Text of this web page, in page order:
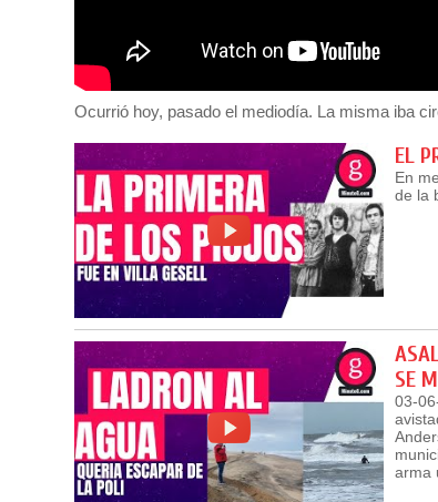
Ocurrió hoy, pasado el mediodía. La misma iba
EL
En
de la
SE
03-
arma